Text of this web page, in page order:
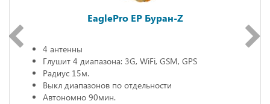
EaglePro EP Буран-Z
4 антенны
Глушит 4 диапазона: 3G, WiFi, GSM, GPS
Радиус 15м.
Выкл диапазонов по отдельности
Автономно 90мин.